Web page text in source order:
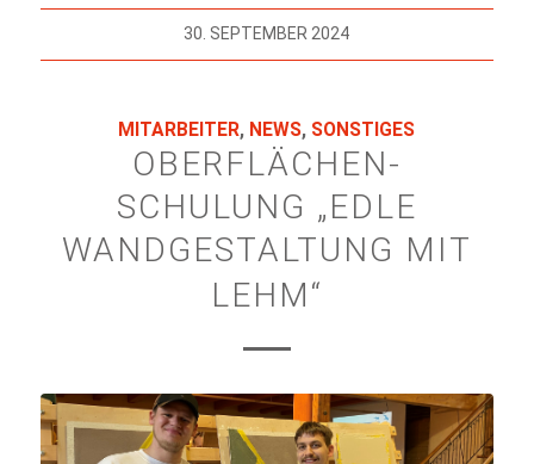
30. SEPTEMBER 2024
MITARBEITER, NEWS, SONSTIGES
OBERFLÄCHEN-
SCHULUNG „EDLE
WANDGESTALTUNG MIT
LEHM“